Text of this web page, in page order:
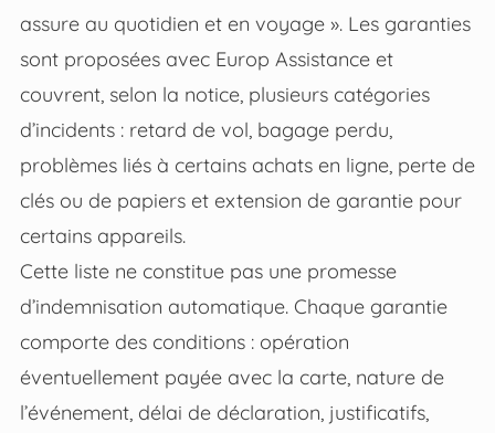
assure au quotidien et en voyage ». Les garanties
sont proposées avec Europ Assistance et
couvrent, selon la notice, plusieurs catégories
d’incidents : retard de vol, bagage perdu,
problèmes liés à certains achats en ligne, perte de
clés ou de papiers et extension de garantie pour
certains appareils.
Cette liste ne constitue pas une promesse
d’indemnisation automatique. Chaque garantie
comporte des conditions : opération
éventuellement payée avec la carte, nature de
l’événement, délai de déclaration, justificatifs,